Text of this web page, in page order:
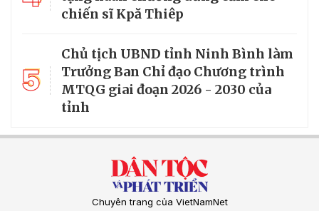
chiến sĩ Kpă Thiêp
5
Chủ tịch UBND tỉnh Ninh Bình làm
Trưởng Ban Chỉ đạo Chương trình
MTQG giai đoạn 2026 - 2030 của
tỉnh
Chuyên trang của VietNamNet